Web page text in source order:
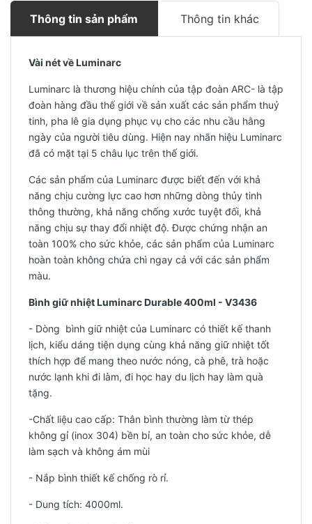
Thông tin sản phẩm Thông tin khác
Vài nét về Luminarc
Luminarc là thương hiệu chính của tập đoàn ARC- là tập
đoàn hàng đầu thế giới về sản xuất các sản phẩm thuỷ
tinh, pha lê gia dụng phục vụ cho các nhu cầu hằng
ngày của người tiêu dùng. Hiện nay nhãn hiệu Luminarc
đã có mặt tại 5 châu lục trên thế giới.
Các sản phẩm của Luminarc được biết đến với khả
năng chịu cường lực cao hơn những dòng thủy tinh
thông thường, khả năng chống xước tuyệt đối, khả
năng chịu sự thay đổi nhiệt độ. Được chứng nhận an
toàn 100% cho sức khỏe, các sản phẩm của Luminarc
hoàn toàn không chứa chì ngay cả với các sản phẩm
màu.
Bình giữ nhiệt Luminarc Durable 400ml - V3436
- Dòng bình giữ nhiệt của Luminarc có thiết kế thanh
lịch, kiểu dáng tiện dụng cùng khả năng giữ nhiệt tốt
thích hợp để mang theo nước nóng, cà phê, trà hoặc
nước lạnh khi đi làm, đi học hay du lịch hay làm quà
tặng.
-Chất liệu cao cấp: Thân bình thường làm từ thép
không gỉ (inox 304) bền bỉ, an toàn cho sức khỏe, dễ
làm sạch và không ám mùi
- Nắp bình thiết kế chống rò rỉ.
- Dung tích: 4000ml.